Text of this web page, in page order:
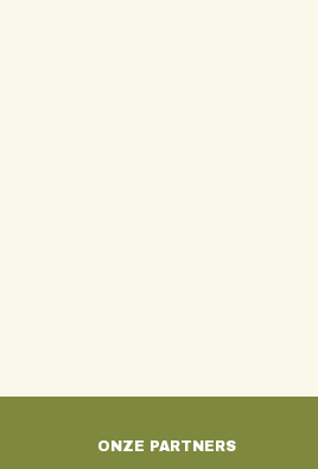
ONZE PARTNERS